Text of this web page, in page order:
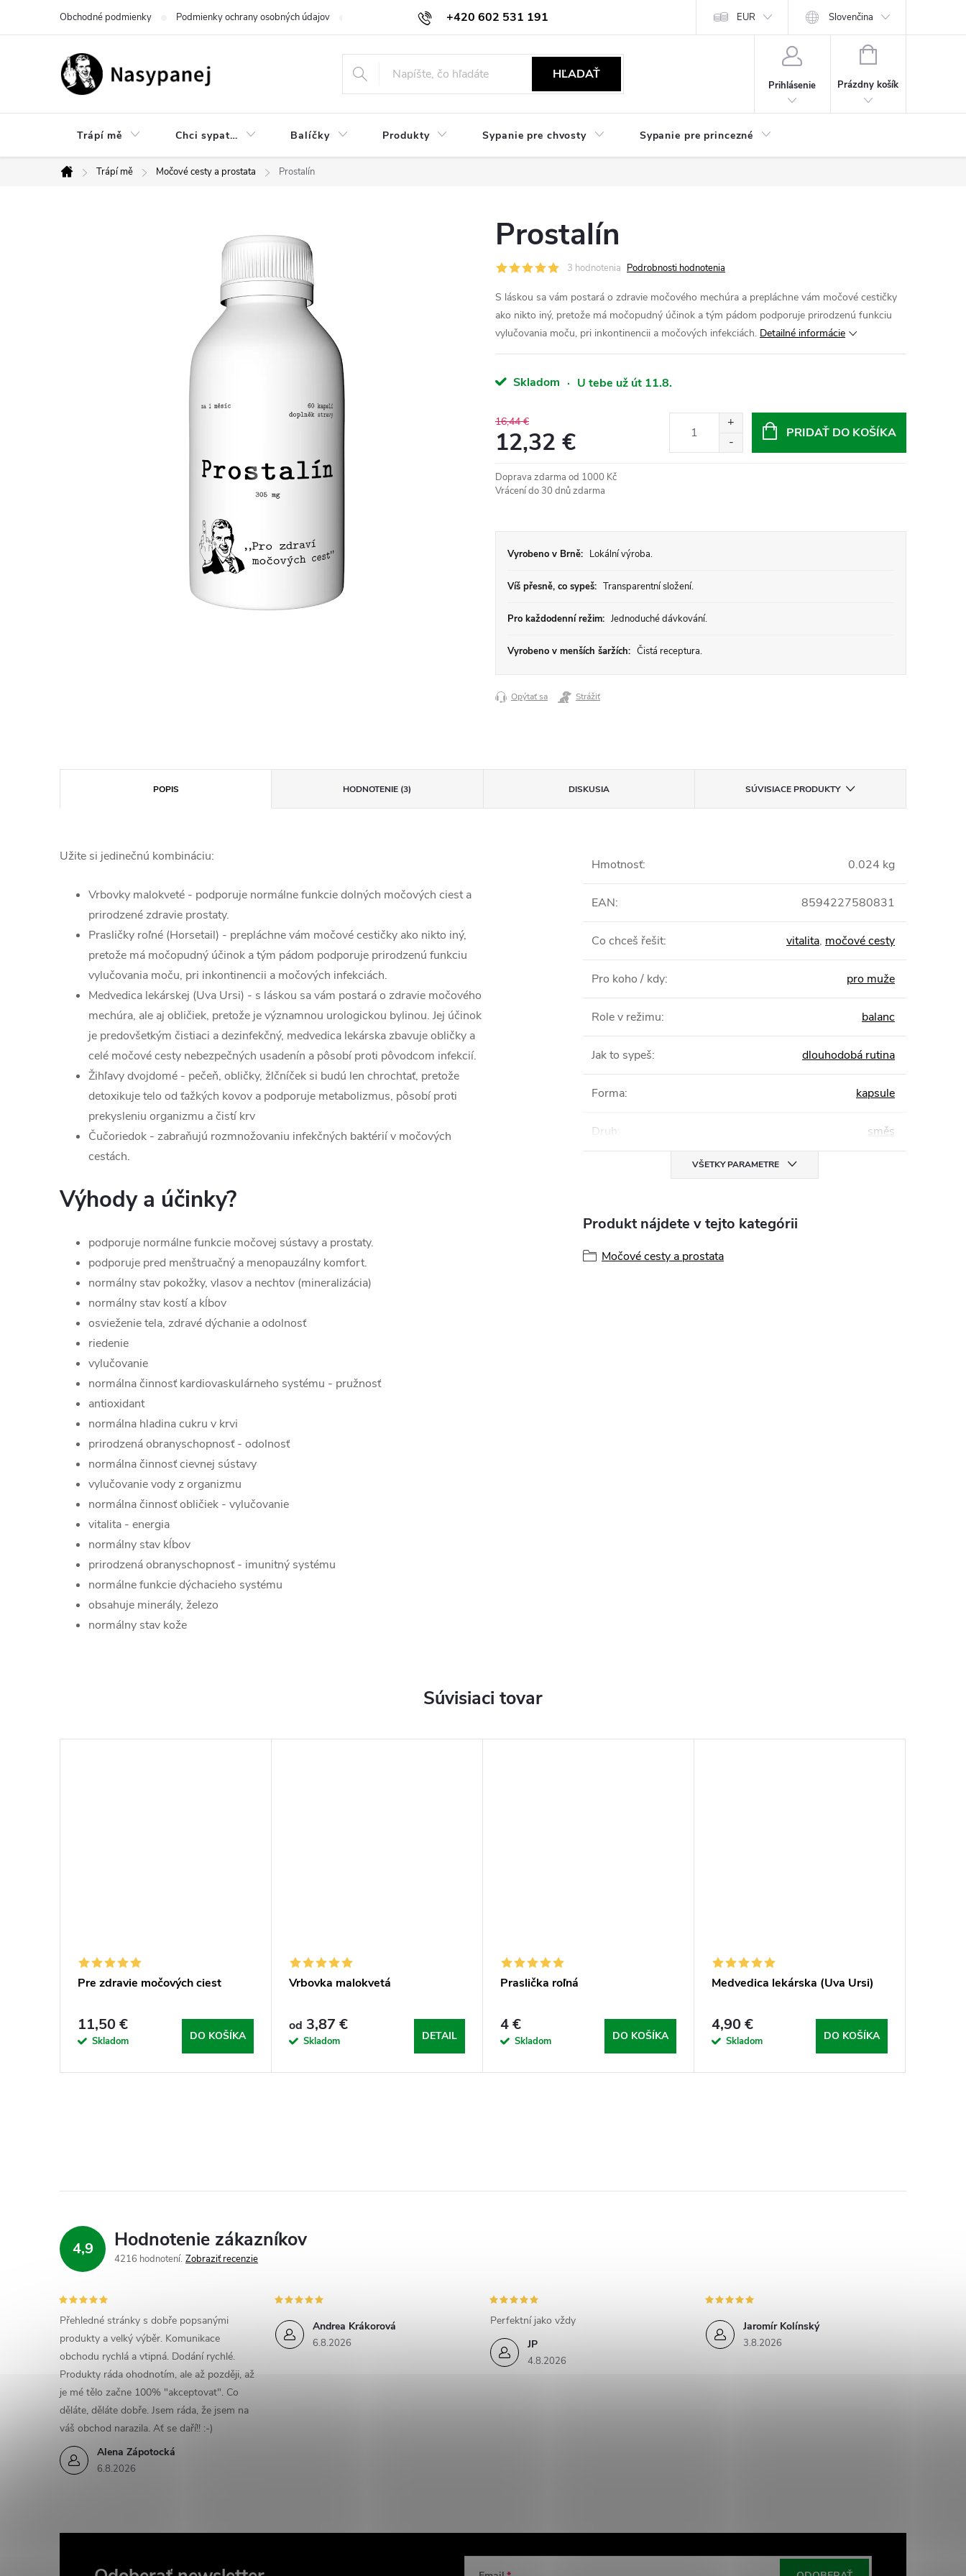
+420 602 531 191
Obchodné podmienky Podmienky ochrany osobných údajov Reklamácie a vrátenie Obchodné oznámenie Kariéra EUR Slovenčina
HĽADAŤ
Prihlásenie
NÁKUPNÝ
Prázdny košík
Trápí mě Chci sypat… Balíčky Produkty Sypanie pre chvosty Sypanie pre princezné
Domov
Trápí mě Močové cesty a prostata Prostalín
Prostalín
3 hodnotenia Podrobnosti hodnotenia
S láskou sa vám postará o zdravie močového mechúra a prepláchne vám močové cestičky
ako nikto iný, pretože má močopudný účinok a tým pádom podporuje prirodzenú funkciu
vylučovania moču, pri inkontinencii a močových infekciách. Detailné informácie
Skladom · U tebe už út 11.8.
16,44 €
12,32 €
cena:
PRIDAŤ DO KOŠÍKA
Doprava zdarma od 1000 Kč
Vrácení do 30 dnů zdarma
Vyrobeno v Brně: Lokální výroba.
Víš přesně, co sypeš: Transparentní složení.
Pro každodenní režim: Jednoduché dávkování.
Vyrobeno v menších šaržích: Čistá receptura.
Opýtať sa Strážiť
POPIS HODNOTENIE (3) DISKUSIA SÚVISIACE PRODUKTY
Užite si jedinečnú kombináciu:
Vrbovky malokveté - podporuje normálne funkcie dolných močových ciest a
prirodzené zdravie prostaty.
Prasličky roľné (Horsetail) - prepláchne vám močové cestičky ako nikto iný,
pretože má močopudný účinok a tým pádom podporuje prirodzenú funkciu
vylučovania moču, pri inkontinencii a močových infekciách.
Medvedica lekárskej (Uva Ursi) - s láskou sa vám postará o zdravie močového
mechúra, ale aj obličiek, pretože je významnou urologickou bylinou. Jej účinok
je predovšetkým čistiaci a dezinfekčný, medvedica lekárska zbavuje obličky a
celé močové cesty nebezpečných usadenín a pôsobí proti pôvodcom infekcií.
Žihľavy dvojdomé - pečeň, obličky, žlčníček si budú len chrochtať, pretože
detoxikuje telo od ťažkých kovov a podporuje metabolizmus, pôsobí proti
prekysleniu organizmu a čistí krv
Čučoriedok - zabraňujú rozmnožovaniu infekčných baktérií v močových
cestách.
Výhody a účinky?
podporuje normálne funkcie močovej sústavy a prostaty.
podporuje pred menštruačný a menopauzálny komfort.
normálny stav pokožky, vlasov a nechtov (mineralizácia)
normálny stav kostí a kĺbov
osvieženie tela, zdravé dýchanie a odolnosť
riedenie
vylučovanie
normálna činnosť kardiovaskulárneho systému - pružnosť
antioxidant
normálna hladina cukru v krvi
prirodzená obranyschopnosť - odolnosť
normálna činnosť cievnej sústavy
vylučovanie vody z organizmu
normálna činnosť obličiek - vylučovanie
vitalita - energia
normálny stav kĺbov
prirodzená obranyschopnosť - imunitný systému
normálne funkcie dýchacieho systému
obsahuje minerály, železo
normálny stav kože
Hmotnosť: 0.024 kg
EAN: 8594227580831
Co chceš řešit: vitalita, močové cesty
Pro koho / kdy: pro muže
Role v režimu: balanc
Jak to sypeš: dlouhodobá rutina
Forma: kapsule
Druh: směs
VŠETKY PARAMETRE
Produkt nájdete v tejto kategórii
Močové cesty a prostata
Súvisiaci tovar
Pre zdravie močových ciest
11,50 €
Skladom DO KOŠÍKA
Vrbovka malokvetá
od 3,87 €
Skladom DETAIL
Praslička roľná
4 €
Skladom DO KOŠÍKA
Medvedica lekárska (Uva Ursi)
4,90 €
Skladom DO KOŠÍKA
4,9 Hodnotenie zákazníkov
4216 hodnotení Zobraziť recenzie
Alena Zápotocká
6.8.2026
Přehledné stránky s dobře popsanými
produkty a velký výběr. Komunikace
obchodu rychlá a vtipná. Dodání rychlé.
Produkty ráda ohodnotím, ale až později, až
je mé tělo začne 100% "akceptovat". Co
děláte, děláte dobře. Jsem ráda, že jsem na
váš obchod narazila. Ať se daří!! :-)
Andrea Krákorová
6.8.2026 JP
4.8.2026
Perfektní jako vždy Jaromír Kolínský
3.8.2026